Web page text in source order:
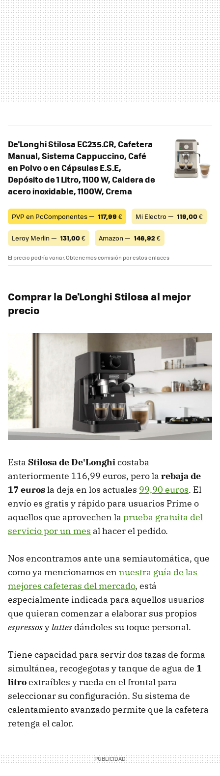
De'Longhi Stilosa EC235.CR, Cafetera
Manual, Sistema Cappuccino, Café
en Polvo o en Cápsulas E.S.E,
Depósito de 1 Litro, 1100 W, Caldera de
acero inoxidable, 1100W, Crema
PVP en PcComponentes — 117,99 € Mi Electro — 119,00€
Leroy Merlin — 131,00€ Amazon — 146,92 €
El precio podría variar. Obtenemos comisión por estos enlaces
Comprar la De'Longhi Stilosa al mejor
precio
Esta Stilosa de De'Longhi costaba
anteriormente 116,99 euros, pero la rebaja de
17 eurosla deja en los actuales 99,90 euros. El
envío es gratis y rápido para usuarios Prime o
aquellos que aprovechen la prueba gratuita del
servicio por un mes al hacer el pedido.
Nos encontramos ante una semiautomática, que
como ya mencionamos en nuestra guía de las
mejores cafeteras del mercado, está
especialmente indicada para aquellos usuarios
que quieran comenzar a elaborar sus propios
espressosylattes dándoles su toque personal.
Tiene capacidad para servir dos tazas de forma
simultánea, recogegotas y tanque de agua de 1
litroextraíbles y rueda en el frontal para
seleccionar su configuración. Su sistema de
calentamiento avanzado permite que la cafetera
retenga el calor.